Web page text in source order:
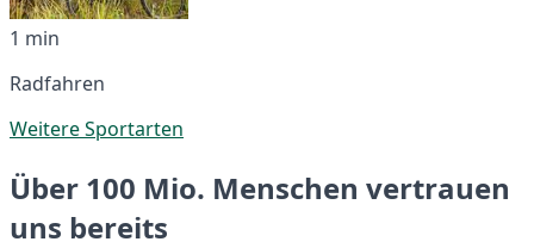
1 min
Radfahren
Weitere Sportarten
Über 100 Mio. Menschen vertrauen
uns bereits